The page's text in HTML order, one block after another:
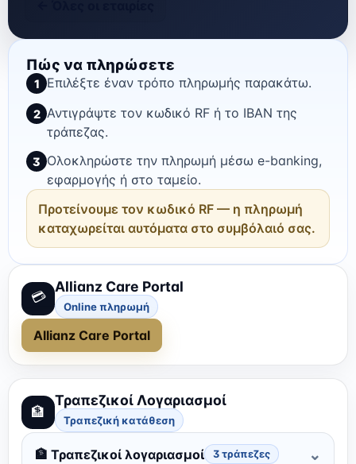
Πώς να πληρώσετε
1 Επιλέξτε έναν τρόπο πληρωμής παρακάτω.
2 Αντιγράψτε τον κωδικό RF ή το IBAN της
τράπεζας.
3 Ολοκληρώστε την πληρωμή μέσω e-banking,
εφαρμογής ή στο ταμείο.
Προτείνουμε τον κωδικό RF — η πληρωμή
καταχωρείται αυτόματα στο συμβόλαιό σας.
💳
Allianz Care Portal
Online πληρωμή
Allianz Care Portal
🏦
Τραπεζικοί Λογαριασμοί
Τραπεζική κατάθεση
🏦 Τραπεζικοί λογαριασμοί 3 τράπεζες ⌄